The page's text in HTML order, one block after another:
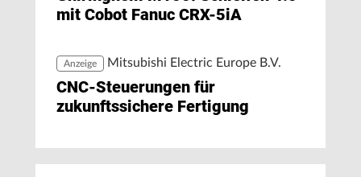
mit Cobot Fanuc CRX-5iA
Anzeige Mitsubishi Electric Europe B.V.
CNC-Steuerungen für
zukunftssichere Fertigung